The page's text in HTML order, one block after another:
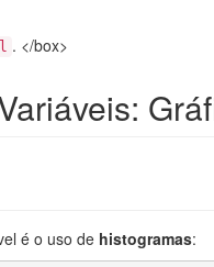
. </box>
é o uso de histogramas: